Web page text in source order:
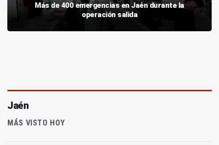
Más de 400 emergencias en Jaén durante la
operación salida
Jaén
MÁS VISTO HOY